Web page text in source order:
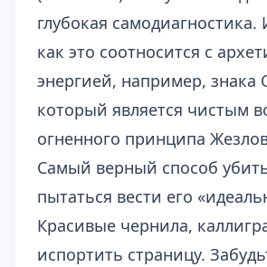
глубокая самодиагностика.
как это соотносится с
энергией, например, знака
который является чистым
огненного принципа
Самый верный способ
пытаться вести его
Красивые чернила,
испортить страницу.